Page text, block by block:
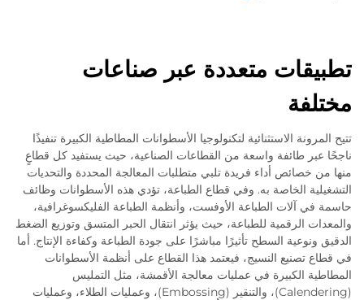
تطبيقات متعددة عبر صناعات
مختلفة
تتيح المرونة الاستثنائية لتكنولوجيا الأسطوانات المطاطية الكبيرة تنفيذًا
ناجحًا عبر طائفة واسعة من القطاعات الصناعية، حيث يستفيد كل قطاعٍ
منها من خصائص أداء فريدة تلبي متطلبات المعالجة المحددة والتحديات
التشغيلية الخاصة به. وفي قطاع الطباعة، تؤدي هذه الأسطوانات وظائف
حاسمة في آلات الطباعة الأوفست، وأنظمة الطباعة الفليكسوغرافية،
والمعدات الرقمية للطباعة، حيث يؤثر انتقال الحبر المتسق وتوزيع الضغط
الدقيق ونوعية السطح تأثيرًا مباشرًا على جودة الطباعة وكفاءة الإنتاج. أما
في قطاع تصنيع النسيج، فيعتمد هذا القطاع على أنظمة الأسطوانات
المطاطية الكبيرة في عمليات معالجة الأقمشة، مثل التمليس
(Calendering)، والتنقير (Embossing)، وعمليات الطلاء، وعمليات